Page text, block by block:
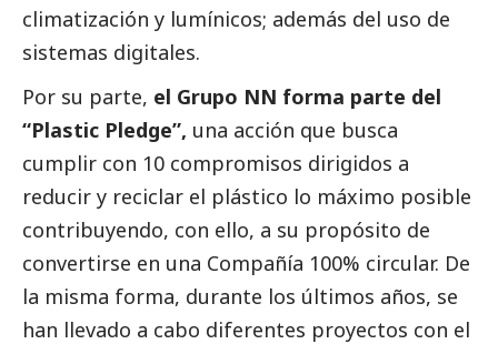
climatización y lumínicos; además del uso de
sistemas digitales.
Por su parte, el Grupo NN forma parte del
“Plastic Pledge”, una acción que busca
cumplir con 10 compromisos dirigidos a
reducir y reciclar el plástico lo máximo posible
contribuyendo, con ello, a su propósito de
convertirse en una Compañía 100% circular. De
la misma forma, durante los últimos años, se
han llevado a cabo diferentes proyectos con el